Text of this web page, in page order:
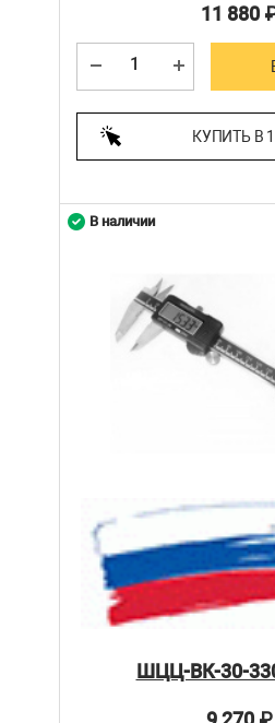
11 880
КУПИТЬ В
ШЦЦ-ВК-30-
В наличии